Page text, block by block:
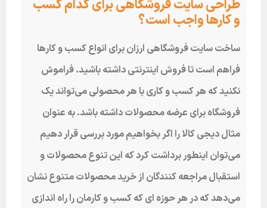
طراحی سایت فروشگاهی برای کدام کسب
و کارها واجب است؟
ساخت سایت فروشگاهی ارزان برای انواع کسب و کارها
فراهم است تا فروش اینترنتی داشته باشید. فراموش
نکنید که هر کسب و کاری با هر محصولی می‌تواند یک
فروشگاه برای عرضه محصولات داشته باشد. به عنوان
مثال دیجی کالا را اگر بخواهیم مورد بررسی قرار دهیم
می‌توان اینطور برداشت کرد که این تنوع محصولات و
استقبال مراجعه کنندگان از خرید محصولات متنوع نشان
می‌دهد که در هر حوزه ای که کسب و کارمان را راه اندازی